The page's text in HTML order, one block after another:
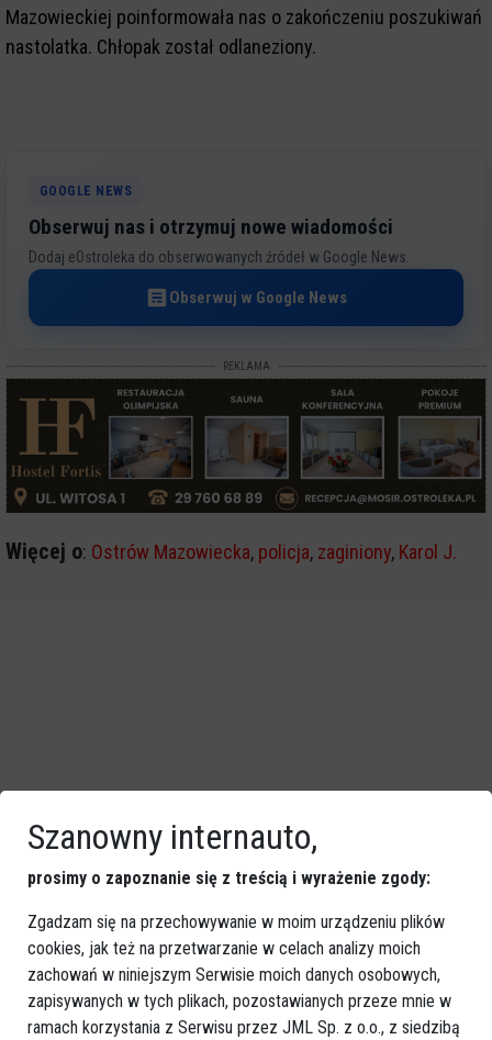
Mazowieckiej poinformowała nas o zakończeniu poszukiwań
nastolatka. Chłopak został odlaneziony.
GOOGLE NEWS
Obserwuj nas i otrzymuj nowe wiadomości
Dodaj eOstroleka do obserwowanych źródeł w Google News.
Obserwuj w Google News
REKLAMA
Więcej o: Ostrów Mazowiecka, policja, zaginiony, Karol J.
Szanowny internauto,
prosimy o zapoznanie się z treścią i wyrażenie zgody:
Zgadzam się na przechowywanie w moim urządzeniu plików
cookies, jak też na przetwarzanie w celach analizy moich
zachowań w niniejszym Serwisie moich danych osobowych,
zapisywanych w tych plikach, pozostawianych przeze mnie w
ramach korzystania z Serwisu przez JML Sp. z o.o., z siedzibą